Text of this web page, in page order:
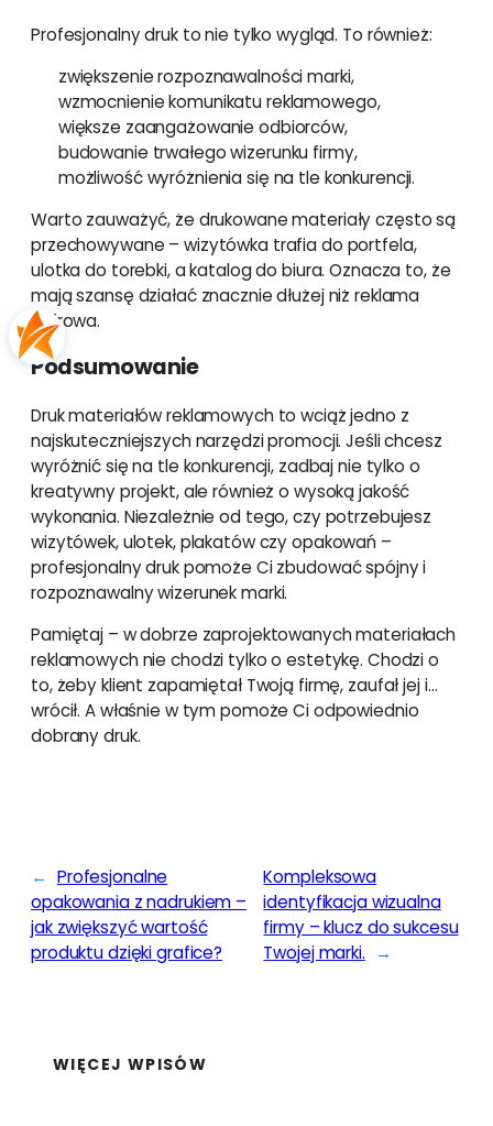
Profesjonalny druk to nie tylko wygląd. To również:
zwiększenie rozpoznawalności marki,
wzmocnienie komunikatu reklamowego,
większe zaangażowanie odbiorców,
budowanie trwałego wizerunku firmy,
możliwość wyróżnienia się na tle konkurencji.
Warto zauważyć, że drukowane materiały często są
przechowywane – wizytówka trafia do portfela,
ulotka do torebki, a katalog do biura. Oznacza to, że
mają szansę działać znacznie dłużej niż reklama
cyfrowa.
Podsumowanie
Druk materiałów reklamowych to wciąż jedno z
najskuteczniejszych narzędzi promocji. Jeśli chcesz
wyróżnić się na tle konkurencji, zadbaj nie tylko o
kreatywny projekt, ale również o wysoką jakość
wykonania. Niezależnie od tego, czy potrzebujesz
wizytówek, ulotek, plakatów czy opakowań –
profesjonalny druk pomoże Ci zbudować spójny i
rozpoznawalny wizerunek marki.
Pamiętaj – w dobrze zaprojektowanych materiałach
reklamowych nie chodzi tylko o estetykę. Chodzi o
to, żeby klient zapamiętał Twoją firmę, zaufał jej i…
wrócił. A właśnie w tym pomoże Ci odpowiednio
dobrany druk.
← Profesjonalne
opakowania z nadrukiem –
jak zwiększyć wartość
produktu dzięki grafice?
Kompleksowa
identyfikacja wizualna
firmy – klucz do sukcesu
Twojej marki.
→
WIĘCEJ WPISÓW